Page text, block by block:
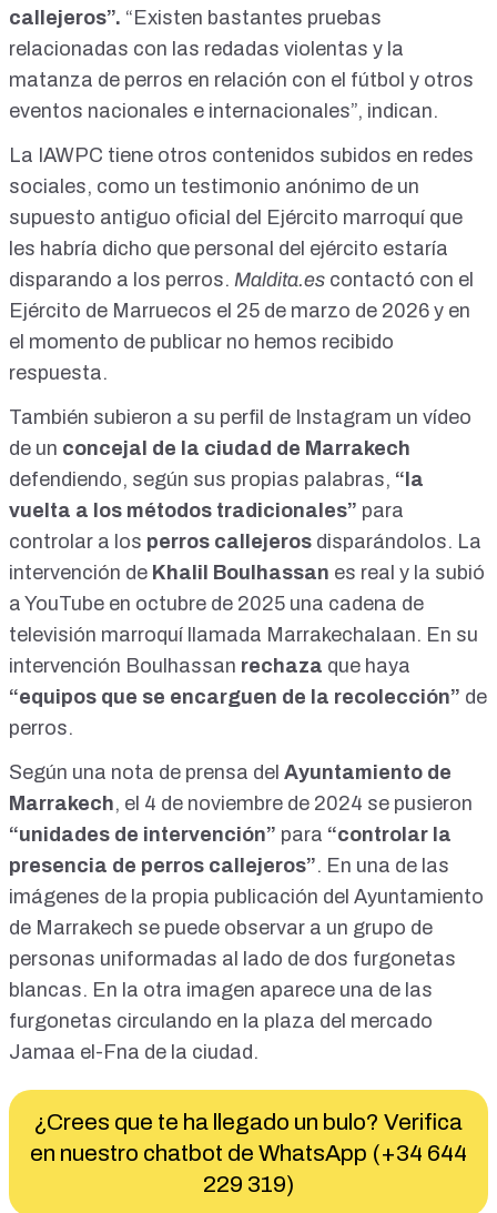
callejeros”. “Existen bastantes pruebas
relacionadas con las redadas violentas y la
matanza de perros en relación con el fútbol y otros
eventos nacionales e internacionales”, indican.
La IAWPC tiene otros contenidos subidos en redes
sociales, como un testimonio anónimo de un
supuesto antiguo oficial del Ejército marroquí que
les habría dicho que personal del ejército estaría
disparando a los perros. Maldita.es contactó con el
Ejército de Marruecos el 25 de marzo de 2026 y en
el momento de publicar no hemos recibido
respuesta.
También subieron a su perfil de Instagram un vídeo
de un concejal de la ciudad de Marrakech
defendiendo, según sus propias palabras, “la
vuelta a los métodos tradicionales” para
controlar a los perros callejeros disparándolos. La
intervención de Khalil Boulhassan es real y la subió
a YouTube en octubre de 2025 una cadena de
televisión marroquí llamada Marrakechalaan. En su
intervención Boulhassan rechaza que haya
“equipos que se encarguen de la recolección” de
perros.
Según una nota de prensa del Ayuntamiento de
Marrakech, el 4 de noviembre de 2024 se pusieron
“unidades de intervención” para “controlar la
presencia de perros callejeros”. En una de las
imágenes de la propia publicación del Ayuntamiento
de Marrakech se puede observar a un grupo de
personas uniformadas al lado de dos furgonetas
blancas. En la otra imagen aparece una de las
furgonetas circulando en la plaza del mercado
Jamaa el-Fna de la ciudad.
¿Crees que te ha llegado un bulo? Verifica
en nuestro chatbot de WhatsApp (+34 644
229 319)